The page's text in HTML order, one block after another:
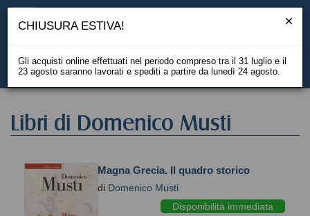
EN
Libri di Domenico Musti
Magna Grecia. Il quadro storico
di Domenico Musti
Disponibilità immediata
CHIUSURA ESTIVA!
Gli acquisti online effettuati nel periodo compreso tra il 31 luglio e il
23 agosto saranno lavorati e spediti a partire da lunedì 24 agosto.